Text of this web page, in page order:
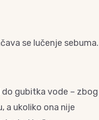
se lučenje sebuma.
do gubitka vode – zbog
a ukoliko ona nije